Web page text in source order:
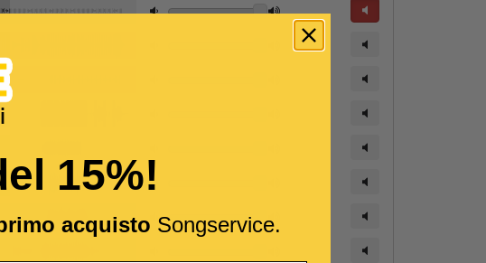
15%!
acquisto Songservice.